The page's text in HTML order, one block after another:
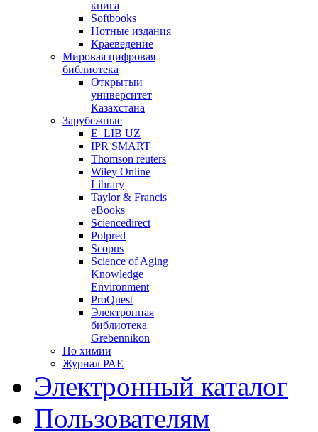
книга
Softbooks
Нотные издания
Краеведение
Мировая цифровая
библиотека
Открытыи
университет
Казахстана
Зарубежные
E_LIB UZ
IPR SMART
Thomson reuters
Wiley Online
Library
Taylor & Francis
eBooks
Sciencedirect
Polpred
Scopus
Science of Aging
Knowledge
Environment
ProQuest
Электронная
библиотека
Grebennikon
По химии
Журнал РАЕ
Электронный каталог
Пользователям